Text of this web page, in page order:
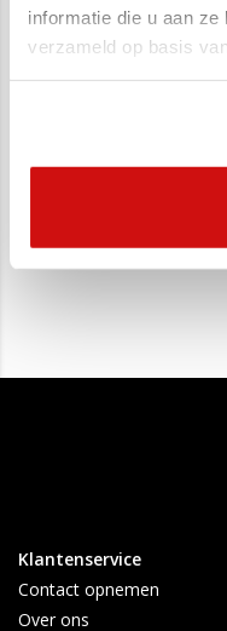
informatie die u aan
verzameld op basis
Klantenservice
Contact opnemen
Over ons